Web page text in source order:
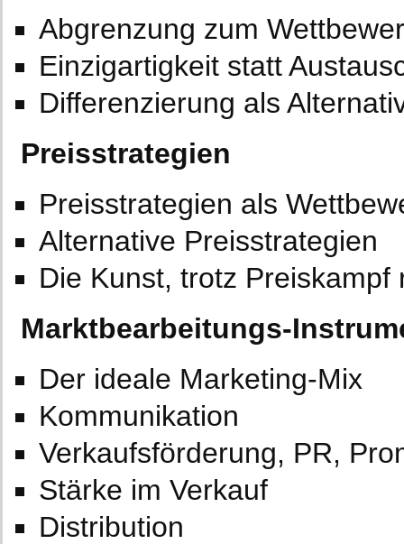
Abgrenzung zum
Einzigartigkeit statt
Differenzierung als
Preisstrategien
Preisstrategien als
Alternative Preisstrategien
Die Kunst, trotz
Marktbearbeitungs-
Der ideale Marketing-Mix
Kommunikation
Verkaufsförderung, PR,
Stärke im Verkauf
Distribution